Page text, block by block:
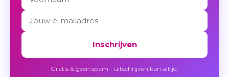
Inschrijven
Gratis & geen spam - uitschrijven kan altijd.